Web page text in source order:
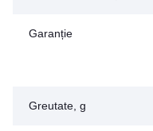
Garanție
Greutate, g